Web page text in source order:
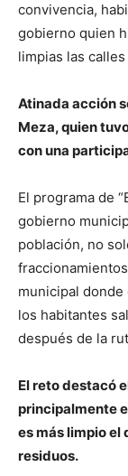
convivencia,
gobierno quien
limpias las
Atinada acción
Meza, quien
con una
El programa de
gobierno
población, no
municipal
los habitantes
después de la
El reto destacó
principalmente
es más limpio el
residuos.